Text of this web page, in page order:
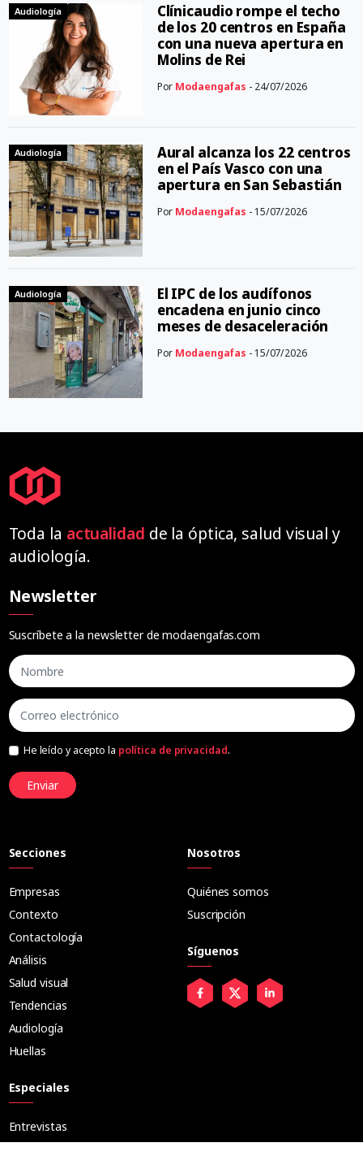
Audiología
Clínicaudio rompe el techo
de los 20 centros en España
con una nueva apertura en
Molins de Rei
Por Modaengafas - 24/07/2026
Audiología
Aural alcanza los 22 centros
en el País Vasco con una
apertura en San Sebastián
Por Modaengafas - 15/07/2026
Audiología
El IPC de los audífonos
encadena en junio cinco
meses de desaceleración
Por Modaengafas - 15/07/2026
Toda la actualidad de la óptica, salud visual y
audiología.
Newsletter
Suscríbete a la newsletter de modaengafas.com
He leído y acepto la política de privacidad.
Enviar
Secciones
Empresas
Contexto
Contactología
Análisis
Salud visual
Tendencias
Audiología
Huellas
Especiales
Entrevistas
Nosotros
Quiénes somos
Suscripción
Síguenos